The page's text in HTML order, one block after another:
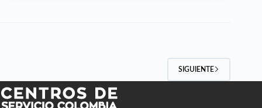
SIGUIENTE